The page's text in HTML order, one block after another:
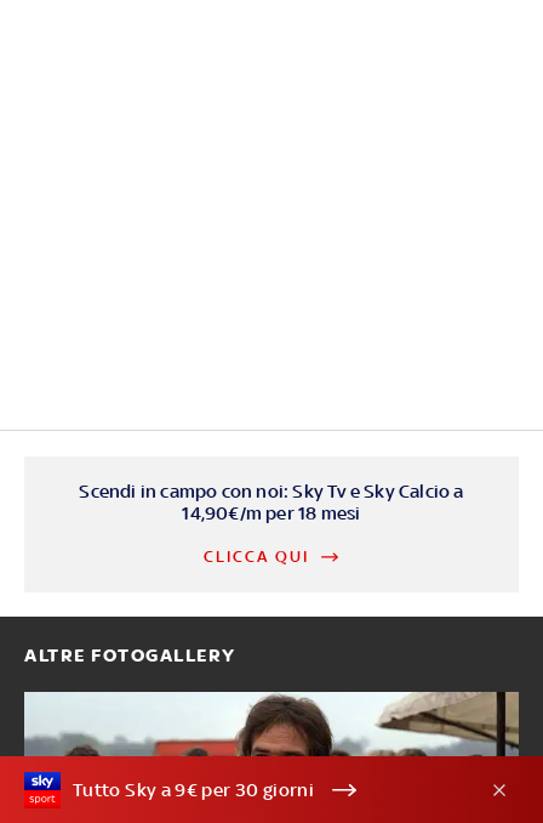
Scendi in campo con noi: Sky Tv e Sky Calcio a
14,90€/m per 18 mesi
CLICCA QUI
ALTRE FOTOGALLERY
Tutto Sky a 9€ per 30 giorni